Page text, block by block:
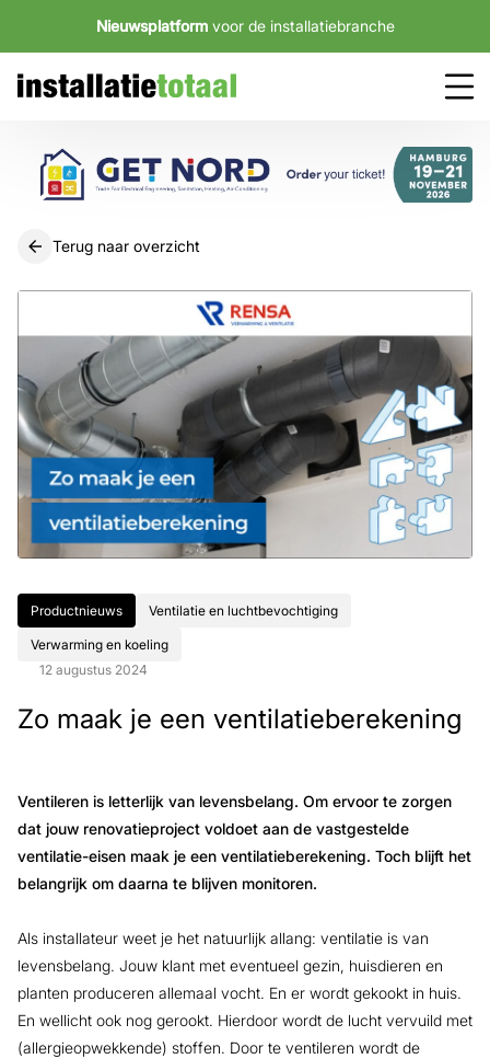
Nieuwsplatform voor de installatiebranche
Terug naar overzicht
Productnieuws Ventilatie en luchtbevochtiging
Verwarming en koeling
12 augustus 2024
Zo maak je een ventilatieberekening
Ventileren is letterlijk van levensbelang. Om ervoor te zorgen
dat jouw renovatieproject voldoet aan de vastgestelde
ventilatie-eisen maak je een ventilatieberekening. Toch blijft het
belangrijk om daarna te blijven monitoren.
Als installateur weet je het natuurlijk allang: ventilatie is van
levensbelang. Jouw klant met eventueel gezin, huisdieren en
planten produceren allemaal vocht. En er wordt gekookt in huis.
En wellicht ook nog gerookt. Hierdoor wordt de lucht vervuild met
(allergieopwekkende) stoffen. Door te ventileren wordt de